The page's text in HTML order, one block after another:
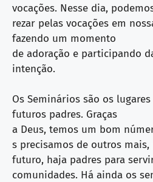
vocações. Nesse dia,
rezar pelas vocações em
fazendo um momento
de adoração e participando
intenção.
Os Seminários são os
futuros padres. Graças
a Deus, temos um bom
s precisamos de outros mais,
futuro, haja padres para
comunidades. Há ainda os